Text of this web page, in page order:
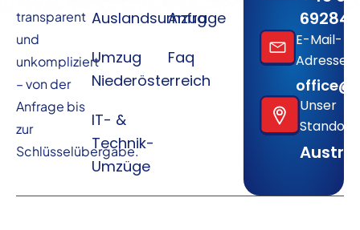
transparent
und
unkompliziert
– von der
Anfrage bis
zur
Schlüsselübergabe.
Auslandsumzug
Umzug
Niederösterreich
IT- &
Technik-
Umzüge
Anfrage
Faq
E-Mail-
Adresse
Unser
Standort
Austria